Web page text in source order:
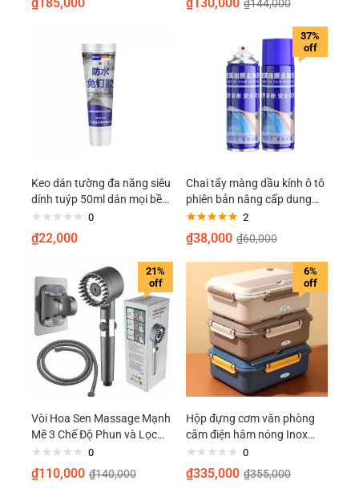
giày…
hạng5.005
₫144,000
Keo dán tường đa năng siêu
dính tuýp 50ml dán mọi bề
mặt các đồ nội thất chống
thấm nước
0
₫22,000
37%
off
Chai tẩy màng dầu kính ô tô
phiên bản nâng cấp dung
tích lớn, lau sạch mạnh mẽ,
tẩy vết bẩn và màng dầu
trên kính chắn gió trước
Được xếp
hạng5.005
2
₫38,000 ₫60,000
21%
off
Vòi Hoa Sen Massage Mạnh
Mẽ 3 Chế Độ Phun và Lọc
Nước
0
₫110,000 ₫140,000
6%
off
Hộp đựng cơm văn phòng
cắm điện hâm nóng Inox
không rỉ
0
₫335,000 ₫355,000